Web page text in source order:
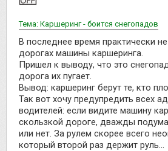
Тема: Каршеринг - боится снегопадов
В последнее время практически
дорогах машины каршеринга.
Пришел к выводу, что это
дорога их пугает.
Вывод: каршеринг берут те, кто
Так вот хочу предупредить всех
водителей: если видите машину
скользкой дороге, дважды
или нет. За рулем скорее всего
который второй раз держит руль...